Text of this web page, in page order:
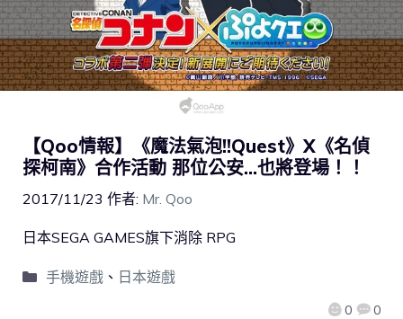
【Qoo情報】《魔法氣泡!!Quest》X《名偵
探柯南》合作活動 那位公安…也將登場！！
2017/11/23 作者: Mr. Qoo
0 0
日本SEGA GAMES旗下消除 RPG
手機遊戲、 日本遊戲